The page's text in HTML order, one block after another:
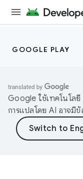
GOOGLE PLAY
Google ใช้เทคโนโล
การแปลโดย AI อาจมี